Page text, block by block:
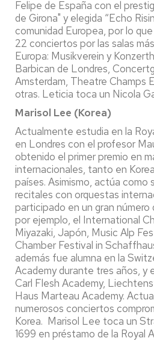
Felipe de España con el
de Girona" y elegida “Echo
comunidad Europea, por lo
22 conciertos por las salas
Europa: Musikverein y
Barbican de Londres,
Amsterdam, Theatre Champs
otras. Leticia toca un Nicola
Marisol Lee (Korea)
Actualmente estudia en la
en Londres con el profesor
obtenido el primer premio en
internacionales, tanto en
países. Asimismo, actúa
recitales con orquestas
participado en un gran
por ejemplo, el International
Miyazaki, Japón, Music Alp
Chamber Festival in
además fue alumna en la
Academy durante tres años, y
Carl Flesh Academy,
Haus Marteau Academy.
numerosos conciertos
Korea. Marisol Lee toca un
1699 en préstamo de la Royal